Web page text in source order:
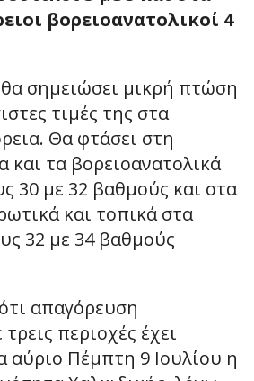
βορειοανατολικοί 4
σημειώσει μικρή πτώση
τιμές της στα
Θα φτάσει στη
και τα βορειοανατολικά
30 με 32 βαθμούς και στα
και τοπικά στα
32 με 34 βαθμούς
απαγόρευση
περιοχές έχει
αύριο Πέμπτη 9 Ιουλίου η